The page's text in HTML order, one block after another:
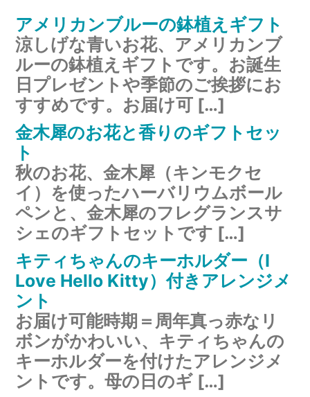
アメリカンブルーの鉢植えギフト
涼しげな青いお花、アメリカンブ
ルーの鉢植えギフトです。お誕生
日プレゼントや季節のご挨拶にお
すすめです。お届け可 […]
金木犀のお花と香りのギフトセッ
ト
秋のお花、金木犀（キンモクセ
イ）を使ったハーバリウムボール
ペンと、金木犀のフレグランスサ
シェのギフトセットです […]
キティちゃんのキーホルダー（I
Love Hello Kitty）付きアレンジメ
ント
お届け可能時期＝周年真っ赤なリ
ボンがかわいい、キティちゃんの
キーホルダーを付けたアレンジメ
ントです。母の日のギ […]